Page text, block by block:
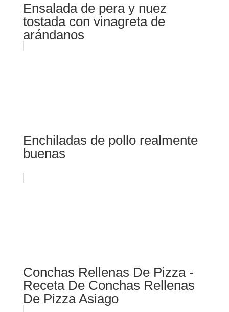
Ensalada de pera y nuez
tostada con vinagreta de
arándanos
Enchiladas de pollo realmente
buenas
Conchas Rellenas De Pizza -
Receta De Conchas Rellenas
De Pizza Asiago